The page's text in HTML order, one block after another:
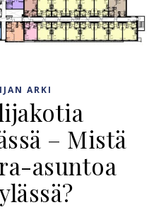
ARKI
– Mistä
asuntoa